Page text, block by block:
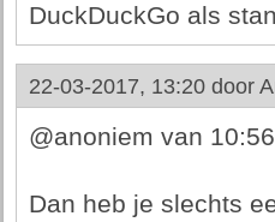
DuckDuckGo als
22-03-2017, 13:20 door
@anoniem van 10:56
Dan heb je slechts